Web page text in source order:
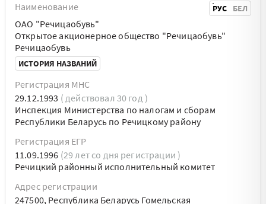
Наименование
РУС БЕЛ
ОАО "Речицаобувь"
Открытое акционерное общество "Речицаобувь"
Речицаобувь
ИСТОРИЯ НАЗВАНИЙ
Регистрация МНС
29.12.1993 ( действовал 30 год )
Инспекция Министерства по налогам и сборам
Республики Беларусь по Речицкому району
Регистрация ЕГР
11.09.1996 (29 лет со дня регистрации )
Речицкий районный исполнительный комитет
Адрес регистрации
247500, Республика Беларусь Гомельская